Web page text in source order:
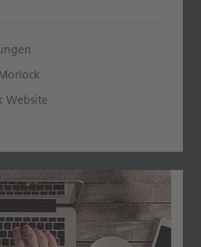
Website